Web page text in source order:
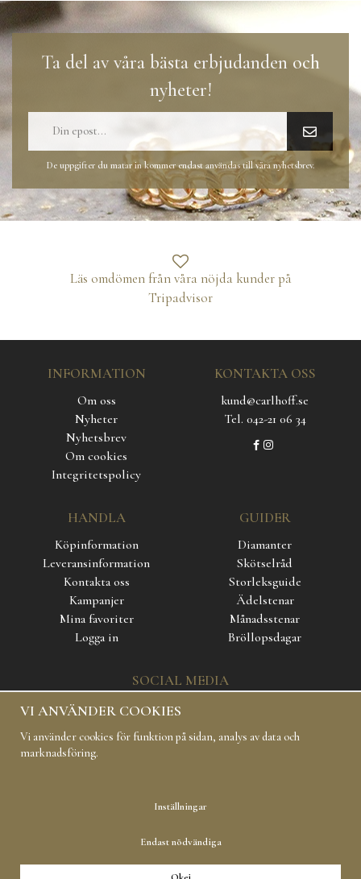
Ta del av våra bästa erbjudanden och
nyheter!
De uppgifter du matar in kommer endast användas till våra nyhetsbrev.
Läs omdömen från våra nöjda kunder på
Tripadvisor
INFORMATION
Om oss
Nyheter
Nyhetsbrev
Om cookies
Integritetspolicy
KONTAKTA OSS
kund@carlhoff.se
Tel. 042-21 06 34
HANDLA
Köpinformation
Leveransinformation
Kontakta oss
Kampanjer
Mina favoriter
Logga in
GUIDER
Diamanter
Skötselråd
Storleksguide
Ädelstenar
Månadsstenar
Bröllopsdagar
SOCIAL MEDIA
VI ANVÄNDER COOKIES
Vi använder cookies för funktion på sidan, analys av data och
marknadsföring.
Inställningar
Endast nödvändiga